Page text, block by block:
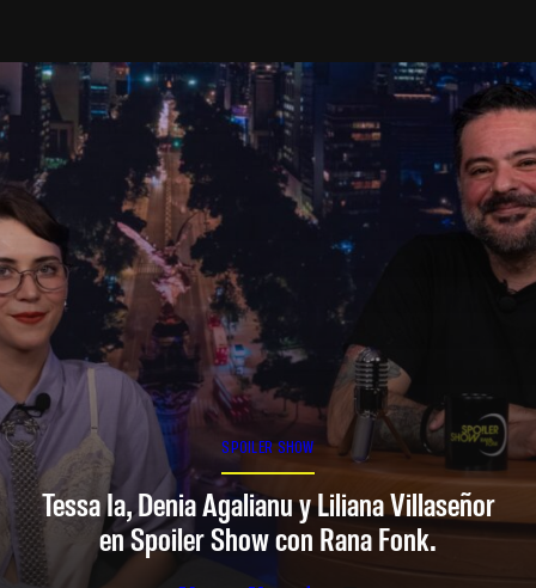
SPOILER SHOW
Tessa Ia, Denia Agalianu y Liliana Villaseñor
en Spoiler Show con Rana Fonk.